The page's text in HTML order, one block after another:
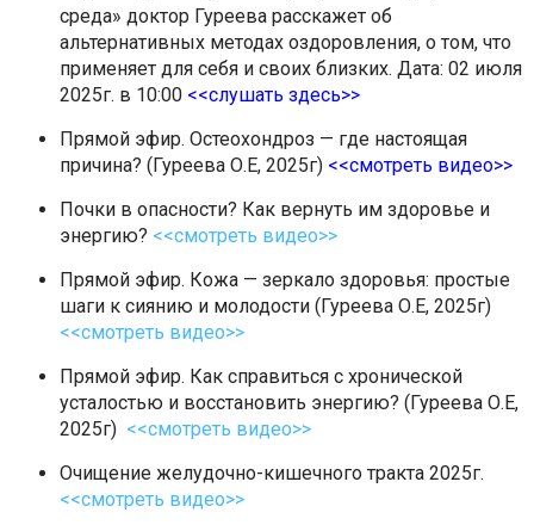
среда» доктор Гуреева расскажет об
альтернативных методах оздоровления, о том, что
применяет для себя и своих близких. Дата: 02 июля
2025г. в 10:00 <<слушать здесь>>
Прямой эфир. Остеохондроз — где настоящая
причина? (Гуреева О.Е, 2025г) <<смотреть видео>>
Почки в опасности? Как вернуть им здоровье и
энергию? <<смотреть видео>>
Прямой эфир. Кожа — зеркало здоровья: простые
шаги к сиянию и молодости (Гуреева О.Е, 2025г)
<<смотреть видео>>
Прямой эфир. Как справиться с хронической
усталостью и восстановить энергию? (Гуреева О.Е,
2025г) <<смотреть видео>>
Очищение желудочно-кишечного тракта 2025г.
<<смотреть видео>>